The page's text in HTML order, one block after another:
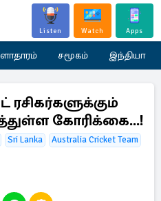
Listen Watch Apps
சமூகம் இந்தியா
ரசிகர்களுக்கும்
கோரிக்கை...!
Sri Lanka
Australia Cricket Team